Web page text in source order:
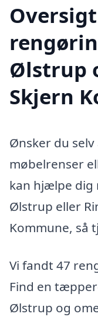
Ølstrup
Skjern
Ønsker du
møbelrenser
kan hjælpe dig
Ølstrup eller
Kommune, så
Vi fandt 47
Find en
Ølstrup og